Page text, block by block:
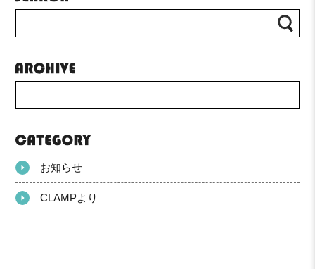
お知らせ
CLAMPより